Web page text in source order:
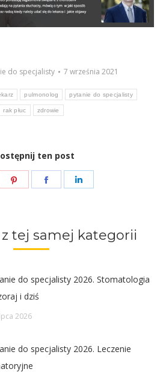
do specjalisty 7 września 2021
pulmonolog pytanie do specjalisty
rak płuc zdrowie
ten post
Share
Share
tej samej kategorii
do specjalisty 2026. Stomatologia
i dziś
2026
do specjalisty 2026. Leczenie